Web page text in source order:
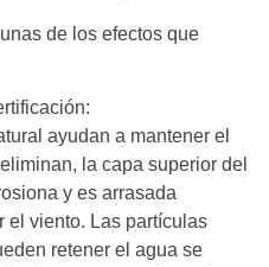
de los efectos que
ayudan a mantener el
la capa superior del
y es arrasada
el viento. Las partículas
retener el agua se